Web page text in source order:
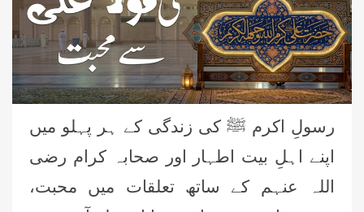
رسولِ اکرم ﷺ کی زندگی کے ہر پہلو میں
اپنے اہلِ بیت اطہار اور صحابہ کرام رضی
اللہ عنہم کے ساتھ تعلقات میں محبت،